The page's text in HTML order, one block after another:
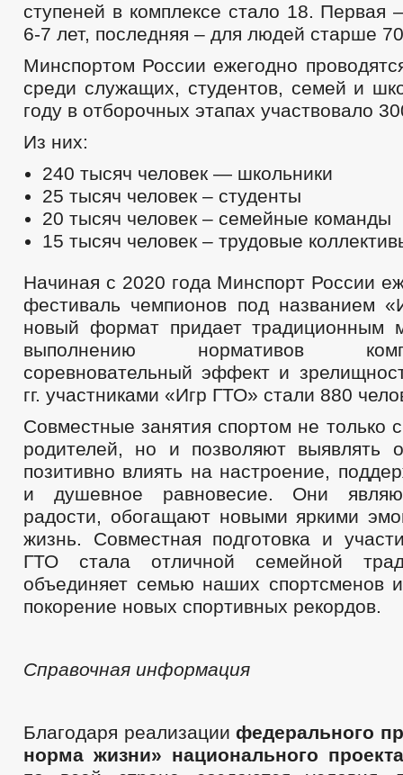
ступеней в комплексе стало 18. Первая
6-7 лет, последняя – для людей старше
Минспортом России ежегодно
среди служащих, студентов, семей и
году в отборочных этапах участвовало
Из них:
240 тысяч человек — школьники
25 тысяч человек – студенты
20 тысяч человек – семейные команды
15 тысяч человек – трудовые
Начиная с 2020 года Минспорт России
фестиваль чемпионов под названием
новый формат придает традиционным
выполнению нормативов
соревновательный эффект и
гг. участниками «Игр ГТО» стали 880
Совместные занятия спортом не только
родителей, но и позволяют выявлять
позитивно влиять на настроение,
и душевное равновесие. Они
радости, обогащают новыми яркими
жизнь. Совместная подготовка и
ГТО стала отличной семейной
объединяет семью наших спортсменов
покорение новых спортивных рекордов.
Справочная информация
Благодаря реализациифедерального
норма жизни» национального